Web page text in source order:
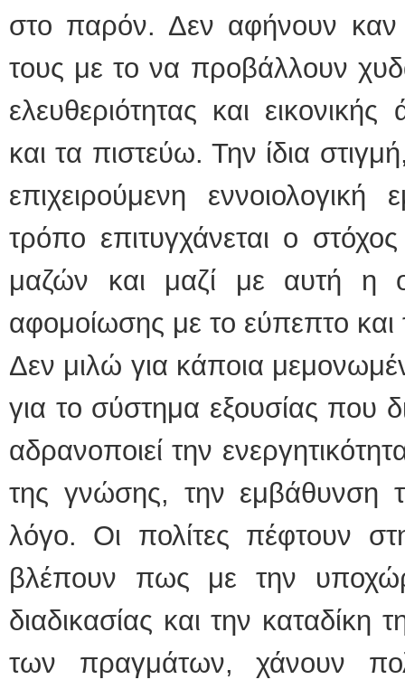
στο παρόν. Δεν αφήνουν καν
τους με το να προβάλλουν
ελευθεριότητας και
και τα πιστεύω. Την ίδια
επιχειρούμενη
τρόπο επιτυγχάνεται ο
μαζών και μαζί με αυτή η
αφομοίωσης με το εύπεπτο και
Δεν μιλώ για κάποια
για το σύστημα εξουσίας που
αδρανοποιεί την
της γνώσης, την εμβάθυνση
λόγο. Οι πολίτες πέφτουν
βλέπουν πως με την
διαδικασίας και την καταδίκη
των πραγμάτων, χάνουν